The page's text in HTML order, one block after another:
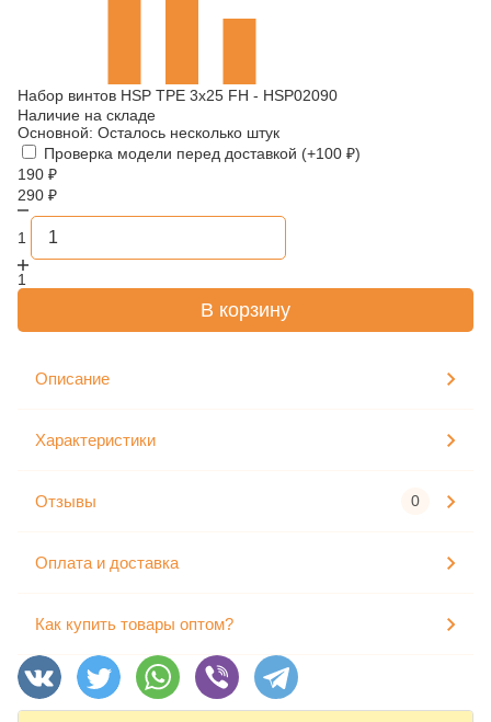
Набор винтов HSP TPE 3x25 FH - HSP02090
Наличие на складе
Основной: Осталось несколько штук
Проверка модели перед доставкой (+100 ₽)
190 ₽
290 ₽
1
1
В корзину
Описание
Характеристики
Отзывы 0
Оплата и доставка
Как купить товары оптом?